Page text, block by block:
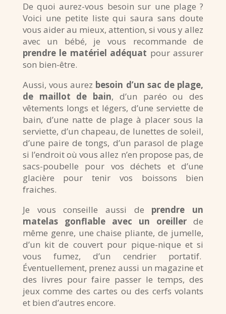
De quoi aurez-vous besoin sur une plage ?
Voici une petite liste qui saura sans doute
vous aider au mieux, attention, si vous y allez
avec un bébé, je vous recommande de
prendre le matériel adéquat pour assurer
son bien-être.
Aussi, vous aurez besoin d’un sac de plage,
de maillot de bain, d’un paréo ou des
vêtements longs et légers, d’une serviette de
bain, d’une natte de plage à placer sous la
serviette, d’un chapeau, de lunettes de soleil,
d’une paire de tongs, d’un parasol de plage
si l’endroit où vous allez n’en propose pas, de
sacs-poubelle pour vos déchets et d’une
glacière pour tenir vos boissons bien
fraiches.
Je vous conseille aussi de prendre un
matelas gonflable avec un oreillerde
même genre, une chaise pliante, de jumelle,
d’un kit de couvert pour pique-nique et si
vous fumez, d’un cendrier portatif.
Éventuellement, prenez aussi un magazine et
des livres pour faire passer le temps, des
jeux comme des cartes ou des cerfs volants
et bien d’autres encore.